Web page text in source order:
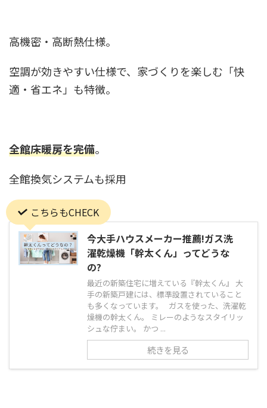
高機密・高断熱仕様。
空調が効きやすい仕様で、家づくりを楽しむ「快
適・省エネ」も特徴。
全館床暖房を完備。
全館換気システムも採用
こちらもCHECK
今大手ハウスメーカー推薦!ガス洗
濯乾燥機「幹太くん」ってどうな
の?
最近の新築住宅に増えている『幹太くん』 大
手の新築戸建には、標準設置されていること
も多くなっています。 ガスを使った、洗濯乾
燥機の幹太くん。 ミレーのようなスタイリッ
シュな佇まい。 かつ ...
続きを見る